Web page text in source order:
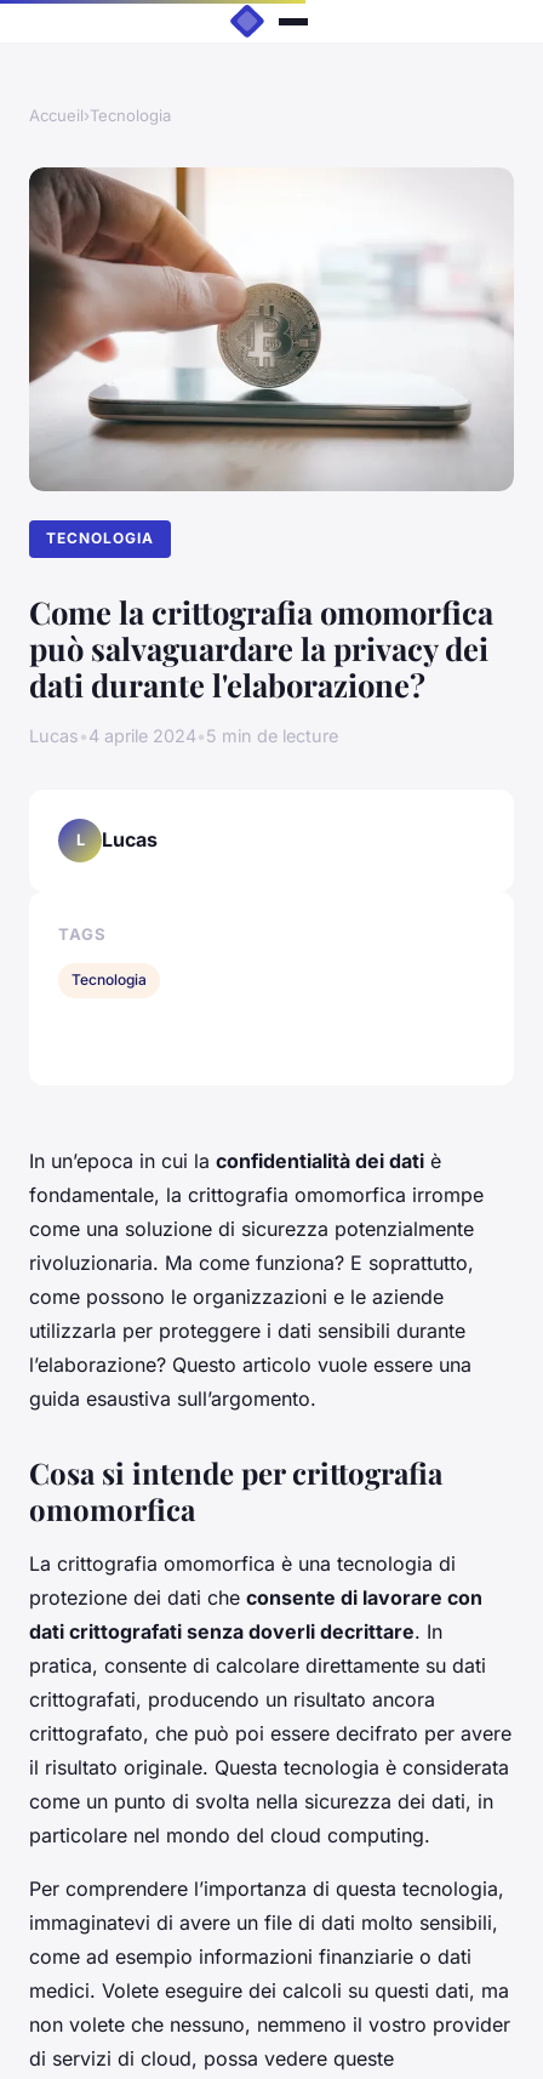
Accueil›Tecnologia
TECNOLOGIA
Come la crittografia omomorfica
può salvaguardare la privacy dei
dati durante l'elaborazione?
Lucas•4 aprile 2024•5 min de lecture
In un’epoca in cui la confidentialità dei dati è
fondamentale, la crittografia omomorfica irrompe
come una soluzione di sicurezza potenzialmente
rivoluzionaria. Ma come funziona? E soprattutto,
come possono le organizzazioni e le aziende
utilizzarla per proteggere i dati sensibili durante
l’elaborazione? Questo articolo vuole essere una
guida esaustiva sull’argomento.
Cosa si intende per crittografia
omomorfica
La crittografia omomorfica è una tecnologia di
protezione dei dati che consente di lavorare con
dati crittografati senza doverli decrittare. In
pratica, consente di calcolare direttamente su dati
crittografati, producendo un risultato ancora
crittografato, che può poi essere decifrato per avere
il risultato originale. Questa tecnologia è considerata
come un punto di svolta nella sicurezza dei dati, in
particolare nel mondo del cloud computing.
Per comprendere l’importanza di questa tecnologia,
immaginatevi di avere un file di dati molto sensibili,
come ad esempio informazioni finanziarie o dati
medici. Volete eseguire dei calcoli su questi dati, ma
non volete che nessuno, nemmeno il vostro provider
di servizi di cloud, possa vedere queste
L Lucas
TAGS
Tecnologia